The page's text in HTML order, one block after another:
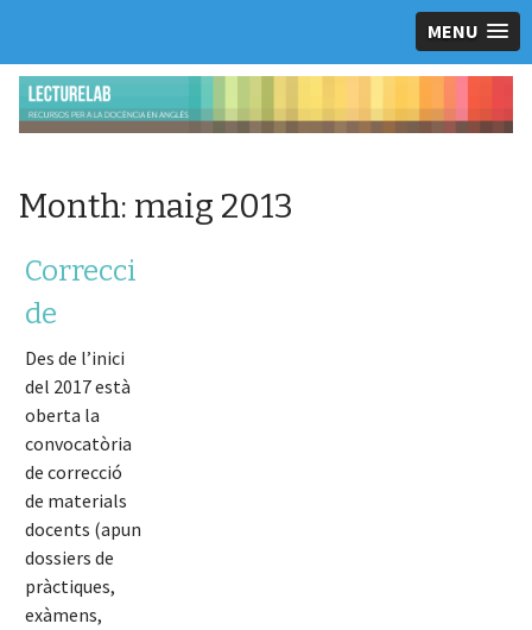
MENU
Month: maig 2013
Correcció
de
materials
docents
Des de l’inici
del 2017 està
oberta la
convocatòria
de correcció
de materials
docents (apunts,
dossiers de
pràctiques,
exàmens,